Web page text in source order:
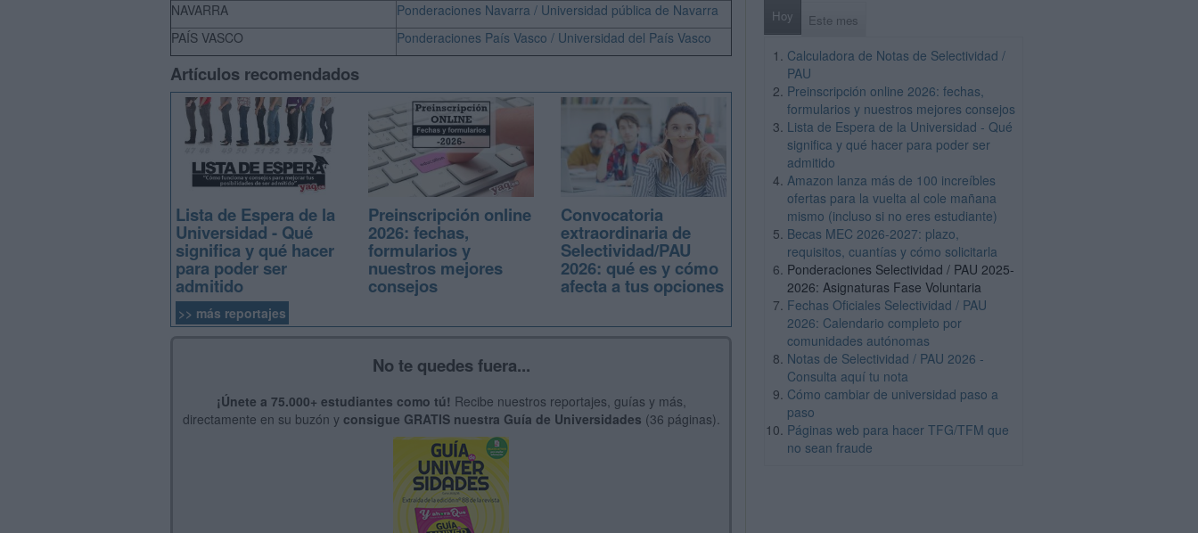
NAVARRA
Ponderaciones Navarra / Universidad pública de Navarra
PAÍS VASCO
Ponderaciones País Vasco / Universidad del País Vasco
Artículos recomendados
Lista de Espera de la
Universidad - Qué
significa y qué hacer
para poder ser
admitido
Preinscripción online
2026: fechas,
formularios y
nuestros mejores
consejos
Convocatoria
extraordinaria de
Selectividad/PAU
2026: qué es y cómo
afecta a tus opciones
>> más reportajes
No te quedes fuera...
¡Únete a 75.000+ estudiantes como tú! Recibe nuestros reportajes, guías y más,
directamente en su buzón y consigue GRATIS nuestra Guía de Universidades (36 páginas).
Hoy Este mes
Calculadora de Notas de Selectividad /
PAU
Preinscripción online 2026: fechas,
formularios y nuestros mejores consejos
Lista de Espera de la Universidad - Qué
significa y qué hacer para poder ser
admitido
Amazon lanza más de 100 increíbles
ofertas para la vuelta al cole mañana
mismo (incluso si no eres estudiante)
Becas MEC 2026-2027: plazo,
requisitos, cuantías y cómo solicitarla
Ponderaciones Selectividad / PAU 2025-
2026: Asignaturas Fase Voluntaria
Fechas Oficiales Selectividad / PAU
2026: Calendario completo por
comunidades autónomas
Notas de Selectividad / PAU 2026 -
Consulta aquí tu nota
Cómo cambiar de universidad paso a
paso
Páginas web para hacer TFG/TFM que
no sean fraude